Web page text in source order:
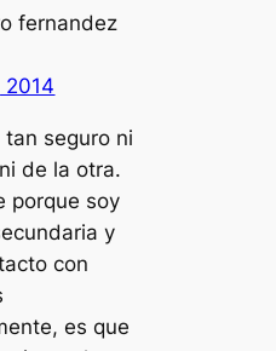
fernandez
2014
tan seguro ni
de la otra.
porque soy
y
con
es que